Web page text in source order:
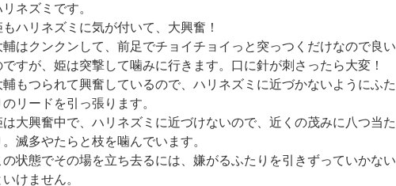
ネズミです。
もハリネズミに気が付いて、大興奮！
輔はクンクンして、前足でチョイチョイっと突っつくだけなので良い
ですが、姫は突撃して噛みに行きます。口に針が刺さったら大変！
輔もつられて興奮しているので、ハリネズミに近づかないようにふた
のリードを引っ張ります。
は大興奮中で、ハリネズミに近づけないので、近くの茂みに八つ当た
。滅多やたらと枝を噛んでいます。
の状態でその場を立ち去るには、嫌がるふたりを引きずっていかない
いけません。